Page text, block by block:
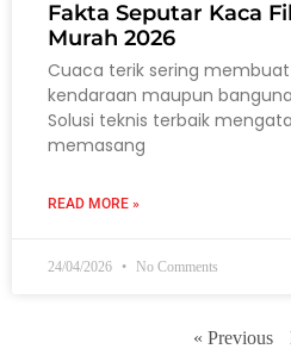
Fakta Seputar Kaca
Murah 2026
Cuaca terik sering
kendaraan maupun
Solusi teknis terbaik
memasang
READ MORE »
24/04/2026 No Comments
« Previous